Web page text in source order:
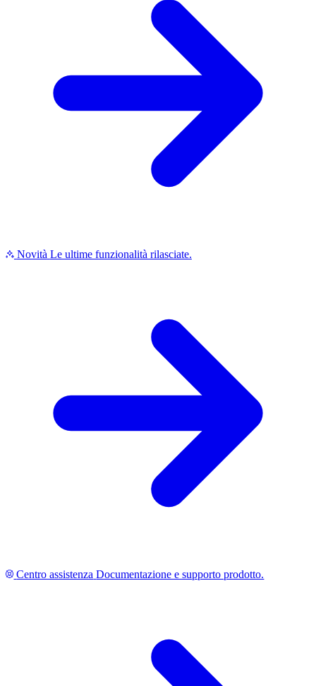
Novità Le ultime funzionalità rilasciate.
Centro assistenza Documentazione e supporto prodotto.